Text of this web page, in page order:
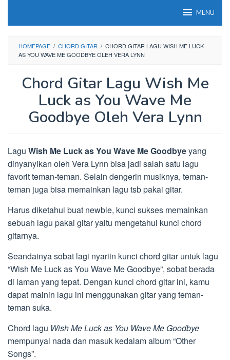
MENU
HOMEPAGE / CHORD GITAR / CHORD GITAR LAGU WISH ME LUCK
AS YOU WAVE ME GOODBYE OLEH VERA LYNN
Chord Gitar Lagu Wish Me
Luck as You Wave Me
Goodbye Oleh Vera Lynn
Lagu Wish Me Luck as You Wave Me Goodbyeyang
dinyanyikan oleh Vera Lynn bisa jadi salah satu lagu
favorit teman-teman. Selain dengerin musiknya, teman-
teman juga bisa memainkan lagu tsb pakai gitar.
Harus diketahui buat newbie, kunci sukses memainkan
sebuah lagu pakai gitar yaitu mengetahui kunci chord
gitarnya.
Seandainya sobat lagi nyariin kunci chord gitar untuk lagu
“Wish Me Luck as You Wave Me Goodbye”, sobat berada
di laman yang tepat. Dengan kunci chord gitar ini, kamu
dapat mainin lagu ini menggunakan gitar yang teman-
teman suka.
Chord lagu Wish Me Luck as You Wave Me Goodbye
mempunyai nada dan masuk kedalam album “Other
Songs”.